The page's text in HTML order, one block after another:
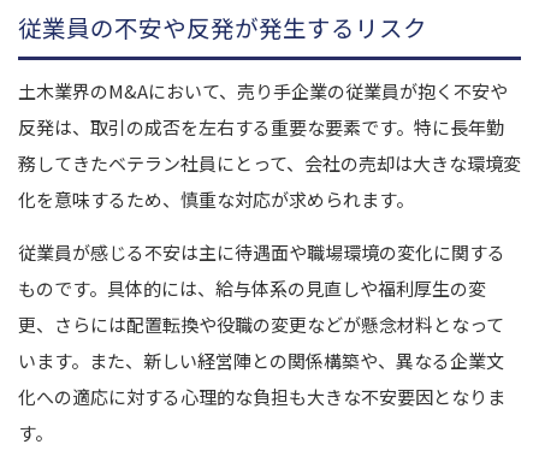
従業員の不安や反発が発生するリスク
土木業界のM&Aにおいて、売り手企業の従業員が抱く不安や
反発は、取引の成否を左右する重要な要素です。特に長年勤
務してきたベテラン社員にとって、会社の売却は大きな環境変
化を意味するため、慎重な対応が求められます。
従業員が感じる不安は主に待遇面や職場環境の変化に関する
ものです。具体的には、給与体系の見直しや福利厚生の変
更、さらには配置転換や役職の変更などが懸念材料となって
います。また、新しい経営陣との関係構築や、異なる企業文
化への適応に対する心理的な負担も大きな不安要因となりま
す。